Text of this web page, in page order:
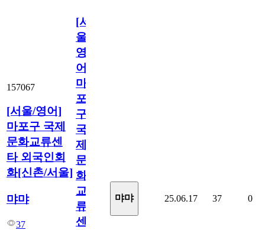
157067
[서울/영어]
마포구 국제
문화교류센
타 외국인회
화[신촌/서울]
먀먀
37
[서
울/
영
어]
마
포
구
국
제
문
화
교
류
센
먀먀 25.06.17 37 0